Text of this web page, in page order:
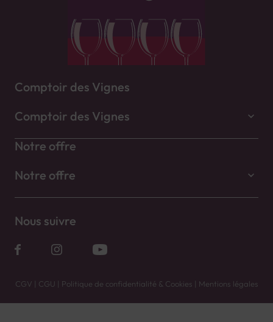
Comptoir des Vignes
Comptoir des Vignes
Notre offre
Notre offre
Nous suivre
CGV | CGU | Politique de confidentialité & Cookies | Mentions légales